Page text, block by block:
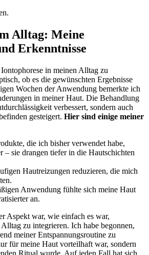
Alltag: Meine
Erkenntnisse
in meinen Alltag ​zu
ob es die gewünschten ‌Ergebnisse
Wochen ‍der Anwendung bemerkte ich
in meiner Haut. Die Behandlung
verbessert, sondern auch
gesteigert. Hier sind einige ‌meiner
⁣die ich bisher verwendet habe,
– sie drangen tiefer in die Hautschichten
Hautreizungen reduzieren, die mich
Anwendung fühlte sich meine Haut
an.
Aspekt war, wie einfach es war,
zu integrieren. Ich habe begonnen,
meiner Entspannungsroutine zu
für meine Haut vorteilhaft war, sondern
Ritual wurde. Auf jeden Fall hat⁣ sich